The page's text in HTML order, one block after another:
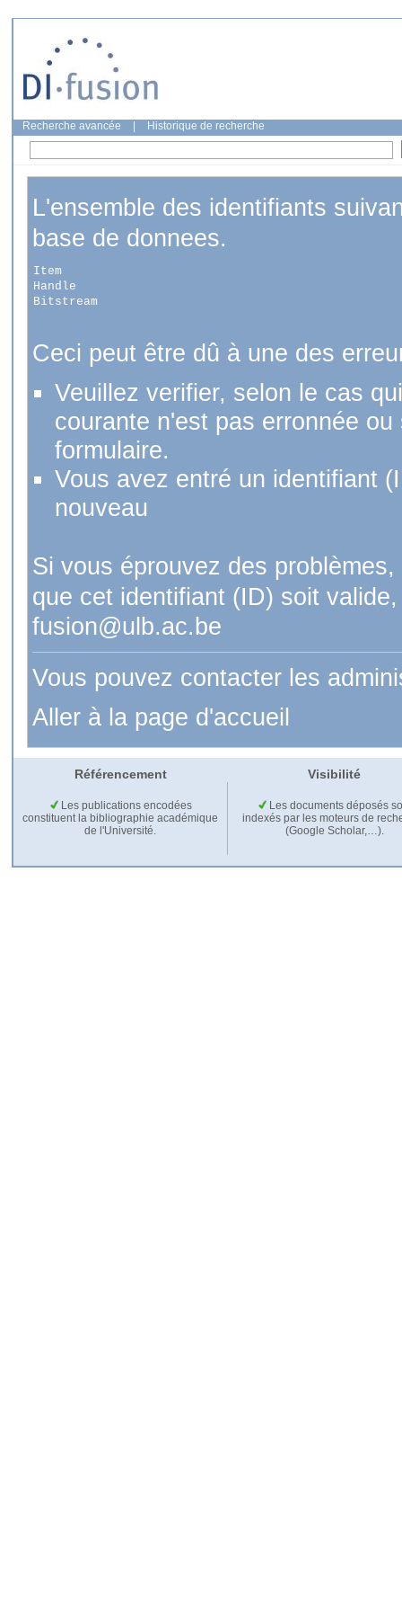
Recherche avancée Historique de recherche
L'ensemble des identifiants
base de donnees.
Item
Handle
Bitstream
Ceci peut être dû à une des
Veuillez verifier, selon le cas
courante n'est pas erronnée
formulaire.
Vous avez entré un identifiant
nouveau
Si vous éprouvez des
que cet identifiant (ID) soit
fusion@ulb.ac.be
Vous pouvez contacter les
Aller à la page d'accueil
Référencement Visibilité
Les publications encodées
constituent la bibliographie académique
de l'Université.
Les documents déposés
indexés par les moteurs de
(Google Scholar,…).